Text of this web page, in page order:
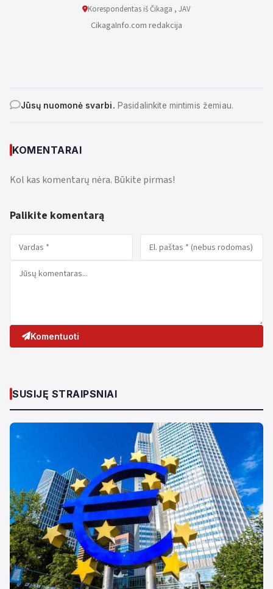
Korespondentas iš Čikaga , JAV
CikagaInfo.com redakcija
Jūsų nuomonė svarbi. Pasidalinkite mintimis žemiau.
KOMENTARAI
Kol kas komentarų nėra. Būkite pirmas!
Palikite komentarą
Komentuoti
SUSIJĘ STRAIPSNIAI